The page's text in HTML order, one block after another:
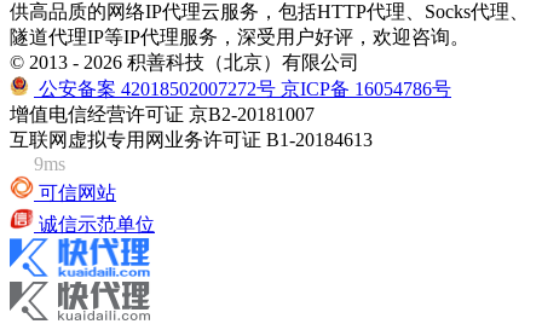
供高品质的网络IP代理云服务，包括HTTP代理、Socks代理、
隧道代理IP等IP代理服务，深受用户好评，欢迎咨询。
© 2013 - 2026 积善科技（北京）有限公司
公安备案 42018502007272号 京ICP备 16054786号
增值电信经营许可证 京B2-20181007
互联网虚拟专用网业务许可证 B1-20184613
9ms
可信网站
诚信示范单位